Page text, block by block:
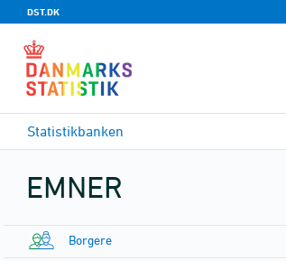
DST.DK
Statistikbanken
EMNER
Borgere